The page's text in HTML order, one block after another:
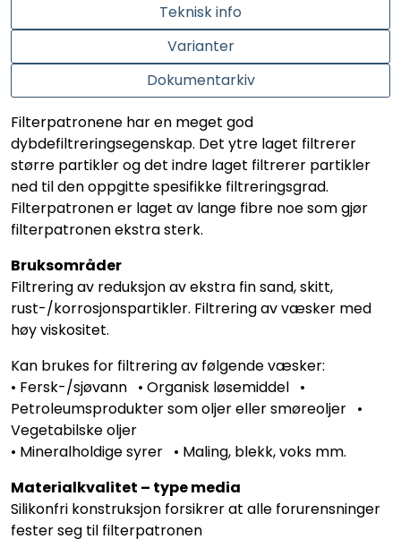
Teknisk info
Varianter
Dokumentarkiv
Filterpatronene har en meget god
dybdefiltreringsegenskap. Det ytre laget filtrerer
større partikler og det indre laget filtrerer partikler
ned til den oppgitte spesifikke filtreringsgrad.
Filterpatronen er laget av lange fibre noe som gjør
filterpatronen ekstra sterk.
Bruksområder
Filtrering av reduksjon av ekstra fin sand, skitt,
rust-/korrosjonspartikler. Filtrering av væsker med
høy viskositet.
Kan brukes for filtrering av følgende væsker:
• Fersk-/sjøvann • Organisk løsemiddel •
Petroleumsprodukter som oljer eller smøreoljer •
Vegetabilske oljer
• Mineralholdige syrer • Maling, blekk, voks mm.
Materialkvalitet – type media
Silikonfri konstruksjon forsikrer at alle forurensninger
fester seg til filterpatronen
Kontakt